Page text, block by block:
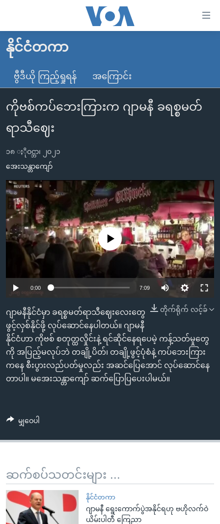
လွယ်ကူ
စေ
သည့်
Link
များ
ပင်မ
သို့
ကျော်
ကြည့်
ရန်
ပင်မ
အ
ညွန်း
စာမျက်နှာ
ကျော်
ကြည့်
ရှာဖွေ
ရန်
နေရာ
သို့
ကျော်
ရန်
မူလစာမျက်နှာ
မြန်မာ
ကမ္ဘာ့သတင်းများ
နိုင်ငံတကာ
အမေရိကန်
အစ္စရေး-ပါလက်စတိုင်း
ဗွီဒီယို
သတင်းလွတ်လပ်ခွင့်
ရပ်ဝန်းတခု လမ်းတခု အလွန်
အင်္ဂလိပ်စာလေ့လာမယ်
မကြေးမုံရဲ့ အင်္ဂလိပ်စာ
ရုပ်ရှင်ထဲက အင်္ဂလိပ်စာ
သုတပဒေသာ အင်္ဂလိပ်စာ
ရေဒီယို
တီဗွီ
ရေဒီယိုနှင့်ရုပ်သံ အချက်အလက်များ
ရေဒီယို/တီဗွီအစီအစဉ်
Learning English
ဗွီအိုအေ လူမှုကွန်ယက်များ
ဘာသာစကားများ
နိုင်ငံတကာ
ဗွီဒီယို ကြည့်ရှုရန် အကြောင်း
ကိုဗစ်ကပ်ဘေးကြားက ဂျာမနီ ခရစ္စမတ်
ရာသီဈေး
၁၈ ႏိုဝင္ဘာ၊ ၂၀၂၁
အေးသန္တာကျော်
No media source currently available
0:00 7:09
တိုက်ရိုက် လင့်ခ်
ဂျာမနီနိုင်ငံမှာ ခရစ္စမတ်ရာသီဈေးလေးတွေ
ဖွင့်လှစ်နိုင်ဖို့ လုပ်ဆောင်နေပါတယ်။ ဂျာမနီ
နိုင်ငံဟာ ကိုဗစ် စတုတ္ထလှိုင်းနဲ့ ရင်ဆိုင်နေရပေမဲ့ ကန့်သတ်မှုတွေ
ကို အပြည့်မလုပ်ဘဲ တချို့ပိတ်၊ တချို့ဖွင့်ပုံစံနဲ့ ကပ်ဘေးကြား
ကနေ စီးပွားလည်ပတ်မှုလည်း အဆင်ပြေအောင် လုပ်ဆောင်နေ
တာပါ။ မအေးသန္တာကျော် ဆက်ပြောပြပေးပါမယ်။
မျှဝေပါ
ဆက်စပ်သတင်းများ ...
နိုင်ငံတကာ
ဂျာမနီ ရွေးကောက်ပွဲအနိုင်ရဟု ဗဟိုလက်ဝဲ
ယိမ်းပါတီ ကြေညာ